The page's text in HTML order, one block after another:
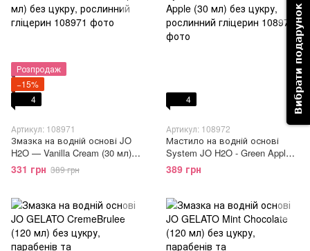
Розпродаж
−15%
4
Артикул: 108971
Змазка на водній основі JO
H2O — Vanilla Cream (30 мл)
без цукру, рослинний гліцерин
331 грн 389 грн
4
Артикул: 108972
Мастило на водній основі
System JO H2O - Green Apple
(30 мл) без цукру, рослинний
гліцерин
389 грн
Вибрати подарунок